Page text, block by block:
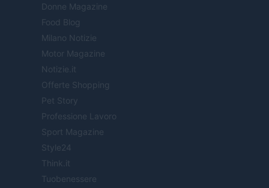
Donne Magazine
Food Blog
Milano Notizie
Motor Magazine
Notizie.it
Offerte Shopping
Pet Story
Professione Lavoro
Sport Magazine
Style24
Think.it
Tuobenessere